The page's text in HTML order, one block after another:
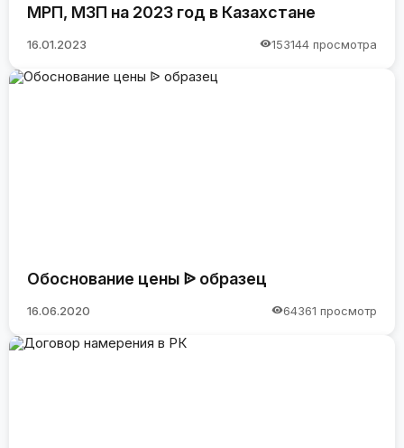
МРП, МЗП на 2023 год в Казахстане
16.01.2023 153144 просмотра
Обоснование цены ᐉ образец
16.06.2020 64361 просмотр